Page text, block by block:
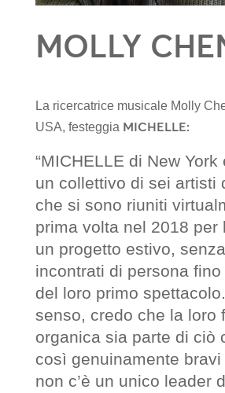
MOLLY
La ricercatrice musicale Molly
USA, festeggia MICHELLE:
“MICHELLE di New
un collettivo di sei artisti
che si sono riuniti
prima volta nel 2018 per
un progetto estivo,
incontrati di persona
del loro primo
senso, credo che la loro
organica sia parte di ciò
così genuinamente bravi
non c’è un unico leader